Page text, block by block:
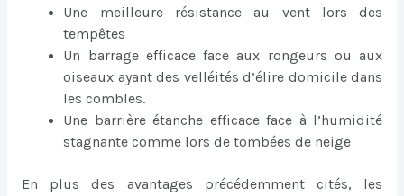
Une meilleure résistance au vent lors des
tempêtes
Un barrage efficace face aux rongeurs ou aux
oiseaux ayant des velléités d’élire domicile dans
les combles.
Une barrière étanche efficace face à l’humidité
stagnante comme lors de tombées de neige
En plus des avantages précédemment cités, les